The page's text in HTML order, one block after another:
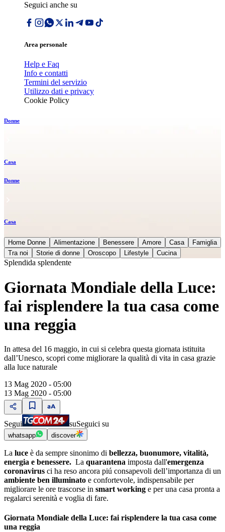
Seguici anche su
Area personale
Help e Faq
Info e contatti
Termini del servizio
Utilizzo dati e privacy
Cookie Policy
Donne
Casa
Donne
Casa
Home Donne Alimentazione Benessere Amore Casa
Famiglia
Tra noi
Storie di donne Oroscopo Lifestyle Cucina
Splendida splendente
Giornata Mondiale della Luce:
fai risplendere la tua casa come
una reggia
In attesa del 16 maggio, in cui si celebra questa giornata istituita
dall’Unesco, scopri come migliorare la qualità di vita in casa grazie
alla luce naturale
13 Mag 2020 - 05:00
13 Mag 2020 - 05:00
Segui suSeguici su
whatsapp discover
La luce è da sempre sinonimo di bellezza, buonumore, vitalità,
energia e benessere. La quarantena imposta dall'emergenza
coronavirus ci ha reso ancora piú consapevoli dell’importanza di un
ambiente ben illuminato e confortevole, indispensabile per
migliorare le ore trascorse in smart working e per una casa pronta a
regalarci serenità e voglia di fare.
Giornata Mondiale della Luce: fai risplendere la tua casa come
una reggia